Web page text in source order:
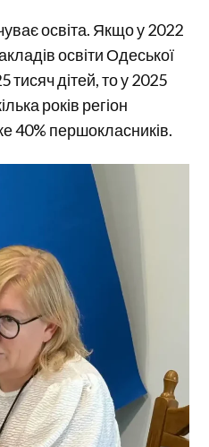
освіта. Якщо у 2022
освіти Одеської
тисяч дітей, то у 2025
років регіон
40% першокласників.